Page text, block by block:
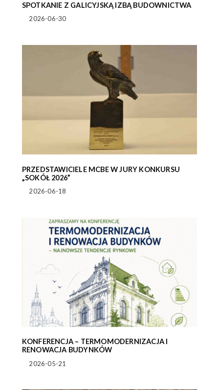
SPOTKANIE Z GALICYJSKĄ IZBĄ BUDOWNICTWA
2026-06-30
PRZEDSTAWICIELE MCBE W JURY KONKURSU
„SOKÓŁ 2026”
2026-06-18
KONFERENCJA – TERMOMODERNIZACJA I
RENOWACJA BUDYNKÓW
2026-05-21